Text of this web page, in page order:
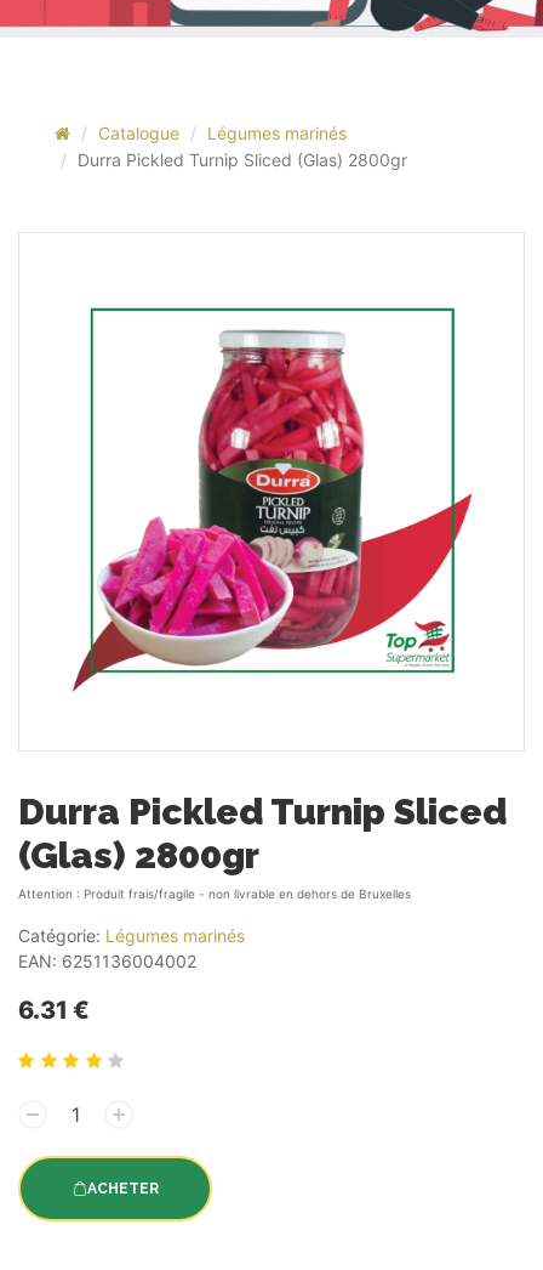
Catalogue
Légumes marinés
Durra Pickled Turnip Sliced (Glas) 2800gr
Durra Pickled Turnip Sliced
(Glas) 2800gr
Attention : Produit frais/fragile - non livrable en dehors de Bruxelles
Catégorie: Légumes marinés
EAN: 6251136004002
6.31 €
ACHETER